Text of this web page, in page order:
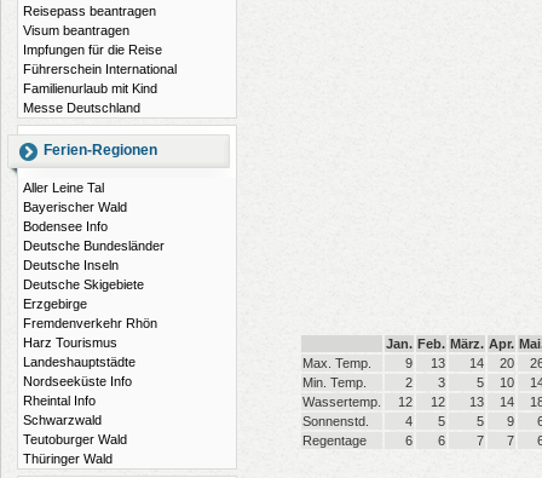
Reisepass beantragen
Visum beantragen
Impfungen für die Reise
Führerschein International
Familienurlaub mit Kind
Messe Deutschland
Ferien-Regionen
Aller Leine Tal
Bayerischer Wald
Bodensee Info
Deutsche Bundesländer
Deutsche Inseln
Deutsche Skigebiete
Erzgebirge
Fremdenverkehr Rhön
Harz Tourismus
Landeshauptstädte
Nordseeküste Info
Rheintal Info
Schwarzwald
Teutoburger Wald
Thüringer Wald
Jan. Feb. März. Apr.
Max. Temp.
9 13 14 20
Min. Temp.
2 3 5 10
Wassertemp.
12 12 13 14
Sonnenstd.
4 5 5 9
Regentage
6 6 7 7